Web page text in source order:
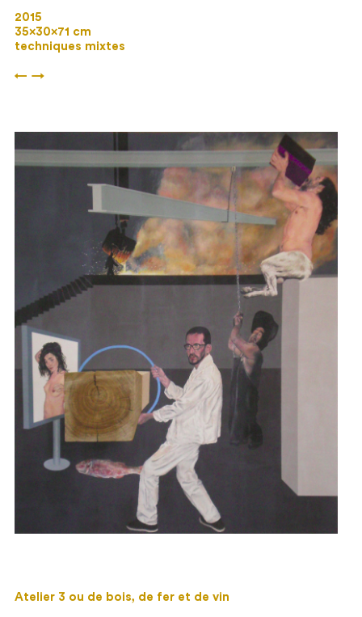
2015
35×30×71 cm
techniques mixtes
← →
Atelier 3 ou de bois, de fer et de vin